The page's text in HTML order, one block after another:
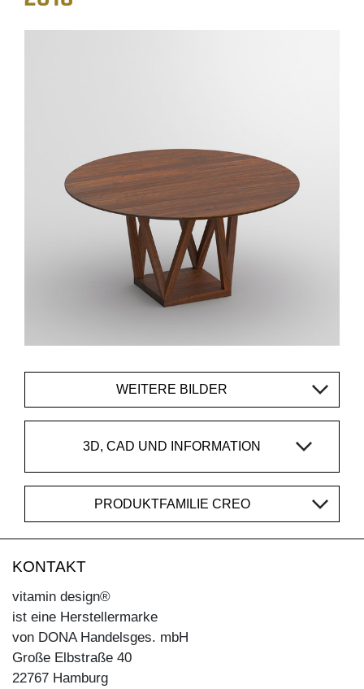
WEITERE BILDER
3D, CAD UND INFORMATION
PRODUKTFAMILIE CREO
KONTAKT
vitamin design®
ist eine Herstellermarke
von DONA Handelsges. mbH
Große Elbstraße 40
22767 Hamburg